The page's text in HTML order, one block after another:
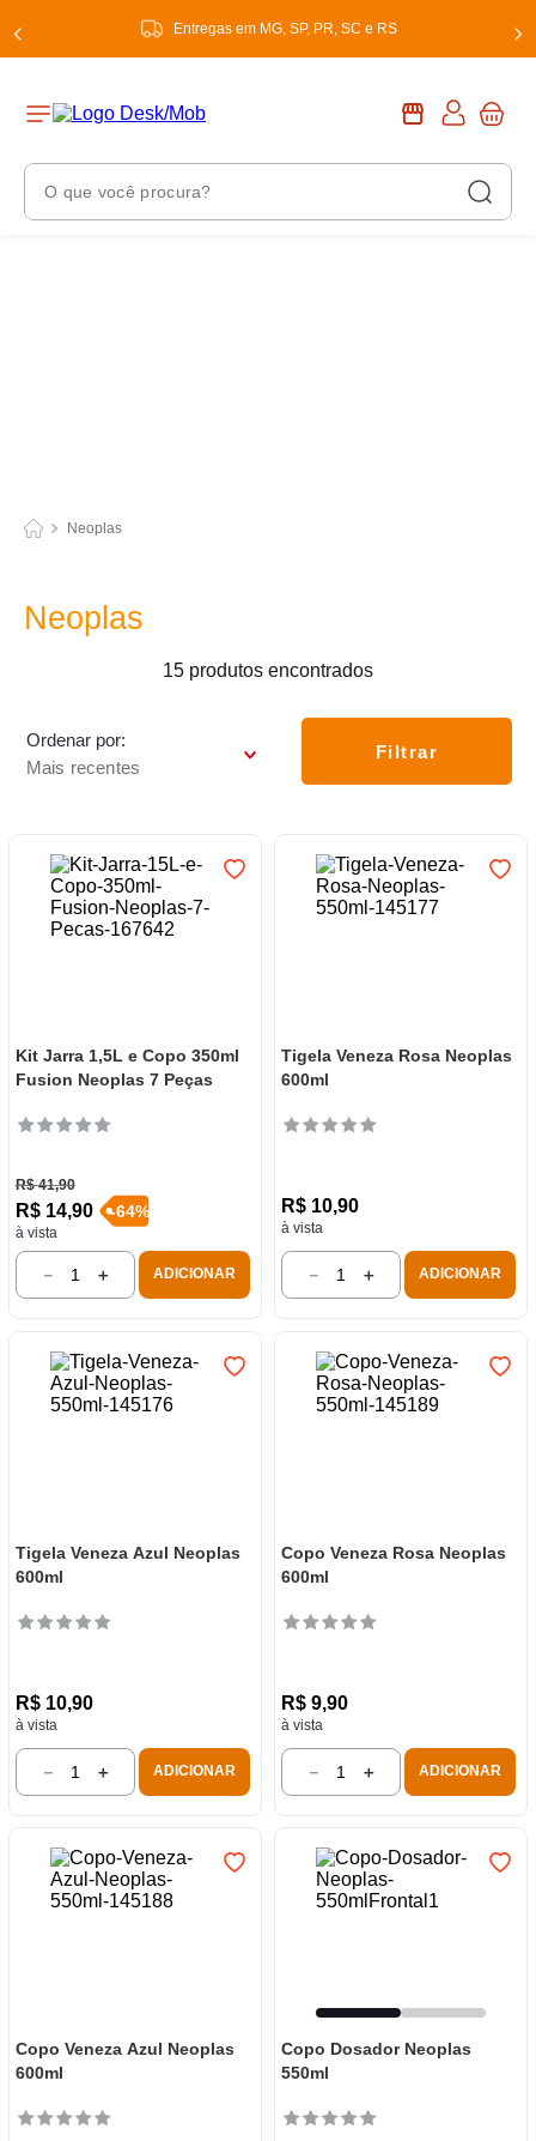
Entregas em MG, SP, PR, SC e RS
O que você procura?
Neoplas
Neoplas
15 produtos
Ordenar por
Mais recentes
Filtrar
Kit Jarra 1,5L e Copo 350ml
Fusion Neoplas 7 Peças
R$ 41,90
R$ 14,90
à vista
-64%
＋
－ ADICIONAR
Tigela Veneza Rosa Neoplas
600ml
R$ 10,90
à vista
＋
－ ADICIONAR
Tigela Veneza Azul Neoplas
600ml
R$ 10,90
à vista
＋
－ ADICIONAR
Copo Veneza Rosa Neoplas
600ml
R$ 9,90
à vista
＋
－ ADICIONAR
Copo Veneza Azul Neoplas
600ml
Copo Dosador Neoplas
550ml
varal